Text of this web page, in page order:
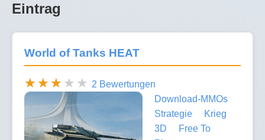
Eintrag
World of Tanks HEAT
2 Bewertungen
Download-MMOs
Strategie
Krieg
3D
Free To